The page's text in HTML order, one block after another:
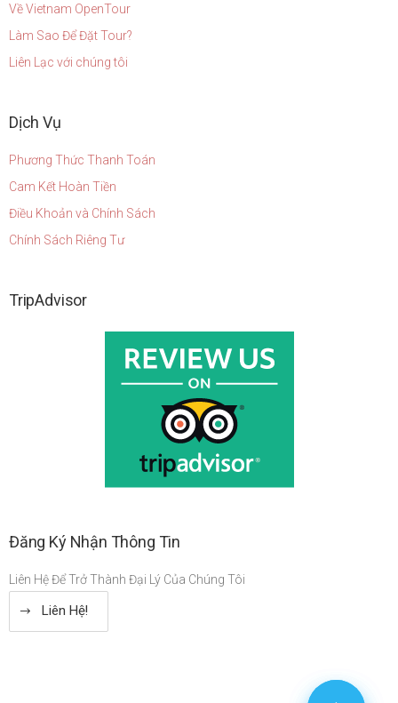
Về Vietnam OpenTour
Làm Sao Để Đặt Tour?
Liên Lạc với chúng tôi
Dịch Vụ
Phương Thức Thanh Toán
Cam Kết Hoàn Tiền
Điều Khoản và Chính Sách
Chính Sách Riêng Tư
TripAdvisor
Đăng Ký Nhận Thông Tin
Liên Hệ Để Trở Thành Đại Lý Của Chúng Tôi
Liên Hệ!